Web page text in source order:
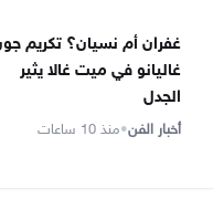
غفران أم نسيان؟ تكريم
غاليانو في ميت غالا يثير
الجدل
أخبار الفن•منذ 10 ساعات